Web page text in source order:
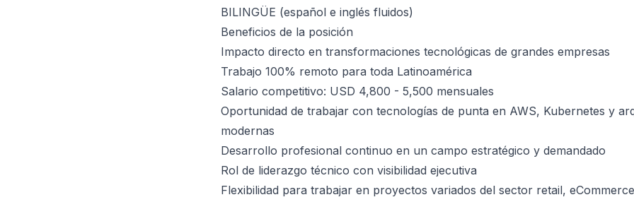
BILINGÜE (español e inglés fluidos)
Beneficios de la posición
Impacto directo en transformaciones tecnológicas de grandes empresas
Trabajo 100% remoto para toda Latinoamérica
Salario competitivo: USD 4,800 - 5,500 mensuales
Oportunidad de trabajar con tecnologías de punta en AWS, Kubernetes y
modernas
Desarrollo profesional continuo en un campo estratégico y demandado
Rol de liderazgo técnico con visibilidad ejecutiva
Flexibilidad para trabajar en proyectos variados del sector retail,